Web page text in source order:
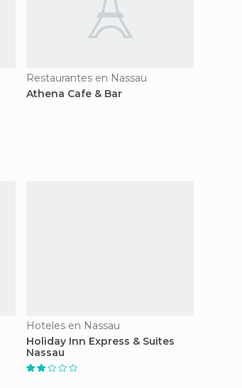
Restaurantes en Nassau
Athena Cafe & Bar
Hoteles en Nassau
Holiday Inn Express & Suites
Nassau